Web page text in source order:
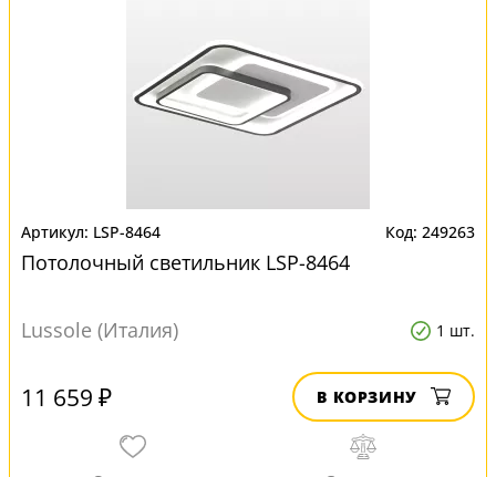
LSP-8464 249263
Потолочный светильник LSP-8464
Lussole (Италия) 1 шт.
11 659 ₽ В КОРЗИНУ